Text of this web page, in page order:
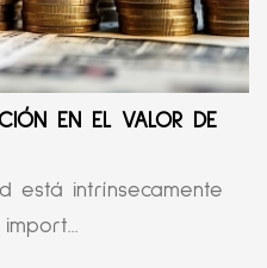
EN EL VALOR DE
está intrínsecamente